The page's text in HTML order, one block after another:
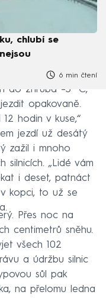
chlubí se
6 min čtení
do zhruba –5 °C,
opakovaně.
hodin v kuse,“
jezdí už desátý
zažil i mnoho
silnicích. „Lidé vám
i deset, patnáct
kopci, to už se
Přes noc na
centimetrů sněhu.
všech 102
a údržbu silnic
sůl pak
na přelomu ledna